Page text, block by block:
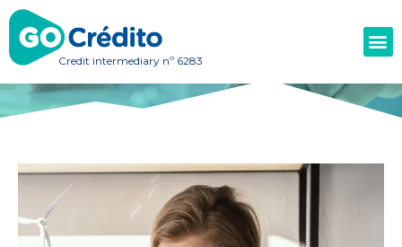
Credit intermediary nº 6283